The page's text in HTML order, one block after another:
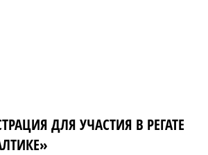
ДЛЯ УЧАСТИЯ В РЕГАТЕ